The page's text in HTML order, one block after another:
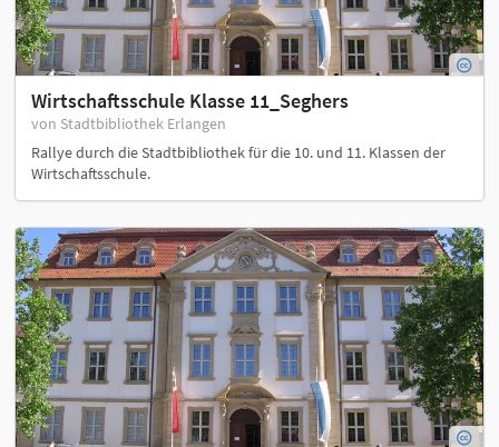
Wirtschaftsschule Klasse 11_Seghers
von Stadtbibliothek Erlangen
Rallye durch die Stadtbibliothek für die 10. und 11. Klassen der
Wirtschaftsschule.